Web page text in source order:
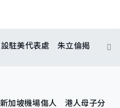
駐美代表處 朱立倫揭
加坡機場傷人 港人母子分